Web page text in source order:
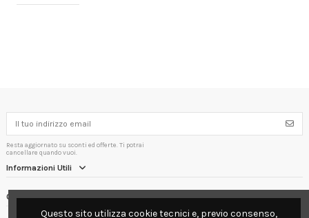
Resta aggiornato su sconti ed offerte. Ti potrai
cancellare quando vuoi.
Informazioni Utili
Contact us
Questo sito utilizza cookie tecnici e, previo consenso,